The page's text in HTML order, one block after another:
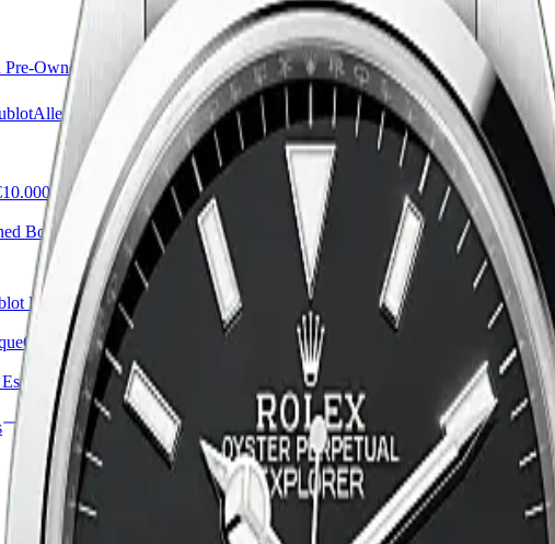
Owned horloges
Alle Certified Pre-Owned merken
+
Boutique Rotterdam
Boutique Panerai Boutique TAG Heuer Boutique Vacheron Constantin
Certified Pre-Owned Boutique
Juweliershuis Rotterdam
MaastrichtJuweliershuis Maastricht